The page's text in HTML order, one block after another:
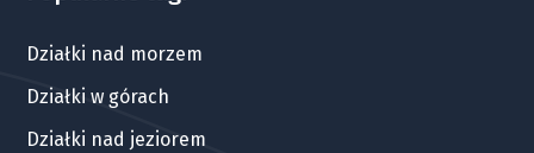
Działki nad morzem
Działki w górach
Działki nad jeziorem